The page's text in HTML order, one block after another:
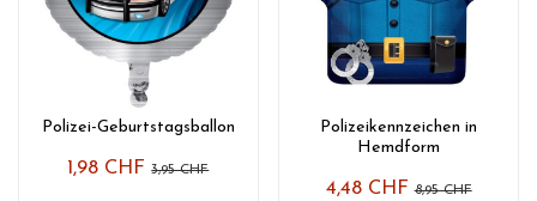
Polizei-Geburtstagsballon
1,98 CHF3,95 CHF
Polizeikennzeichen in
Hemdform
4,48 CHF8,95 CHF